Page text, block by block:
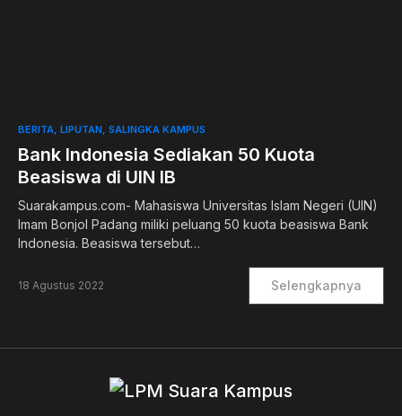
0
BERITA LIPUTAN SALINGKA KAMPUS
Bank Indonesia Sediakan 50 Kuota
Beasiswa di UIN IB
Suarakampus.com- Mahasiswa Universitas Islam Negeri (UIN)
Imam Bonjol Padang miliki peluang 50 kuota beasiswa Bank
Indonesia. Beasiswa tersebut…
18 Agustus 2022 Selengkapnya